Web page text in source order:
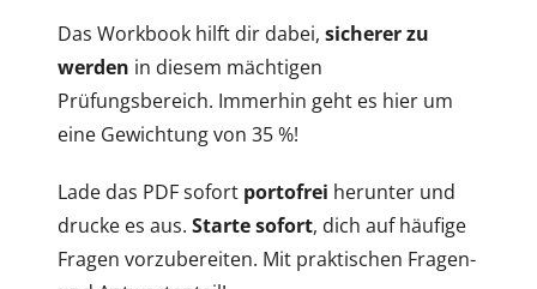
Das Workbook hilft dir dabei, sicherer zu
werden in diesem mächtigen
Prüfungsbereich. Immerhin geht es hier um
eine Gewichtung von 35 %!
Lade das PDF sofort portofrei herunter und
drucke es aus. Starte sofort, dich auf häufige
Fragen vorzubereiten. Mit praktischen Fragen-